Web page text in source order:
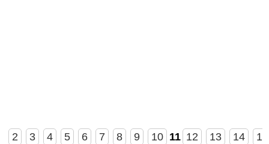
2 3 4 5 6 7 8 9 10 11 12 13 14
1